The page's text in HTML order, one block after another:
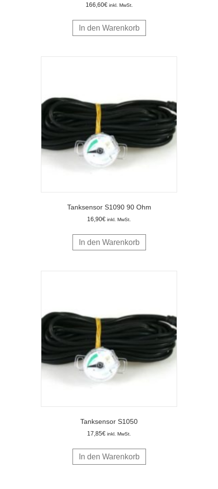
166,60€ inkl. MwSt.
In den Warenkorb
Tanksensor S1090 90 Ohm
16,90€ inkl. MwSt.
In den Warenkorb
Tanksensor S1050
17,85€ inkl. MwSt.
In den Warenkorb